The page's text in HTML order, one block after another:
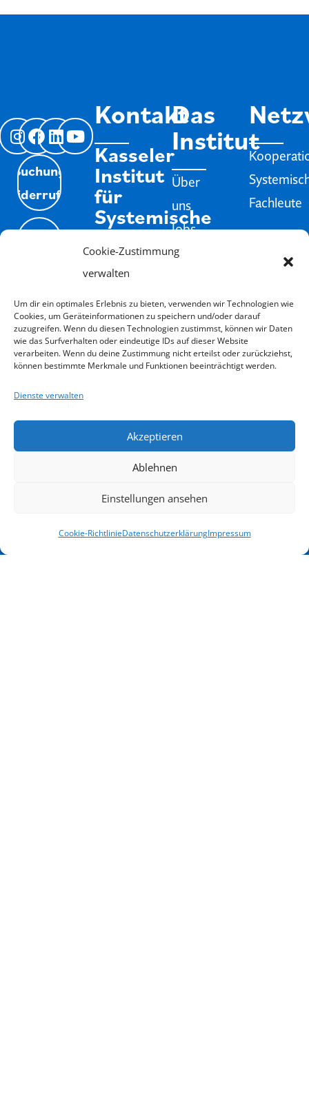
Cookie-Zustimmung
verwalten
Um dir ein optimales Erlebnis zu bieten, verwenden wir Technologien wie
Cookies, um Geräteinformationen zu speichern und/oder darauf
zuzugreifen. Wenn du diesen Technologien zustimmst, können wir Daten
wie das Surfverhalten oder eindeutige IDs auf dieser Website
verarbeiten. Wenn du deine Zustimmung nicht erteilst oder zurückziehst,
können bestimmte Merkmale und Funktionen beeinträchtigt werden.
Dienste verwalten
Akzeptieren
Ablehnen
Einstellungen ansehen
Cookie-RichtlinieDatenschutzerklärungImpressum
Buchung
Widerrufen
Isyflow
Kontakt
Kasseler
Institut
für
Systemische
Therapie
und
Beratung
e.V.
Goethestraße
76
34119
Kassel
Telefon
0561
Angebote
Das
Institut
Über
uns
Jobs
Impressum
Schweigeverpflichtung
Anmelde-
und
Rücktrittsbedingungen
Nichts
mehr
verpassen
Fachleute
Infos
&
&